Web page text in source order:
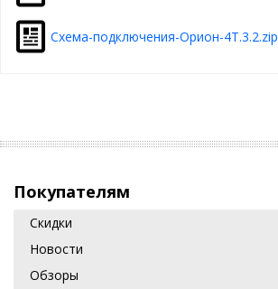
Схема-подключения-Орион-4Т.3.2.zip
Покупателям
Скидки
Новости
Обзоры